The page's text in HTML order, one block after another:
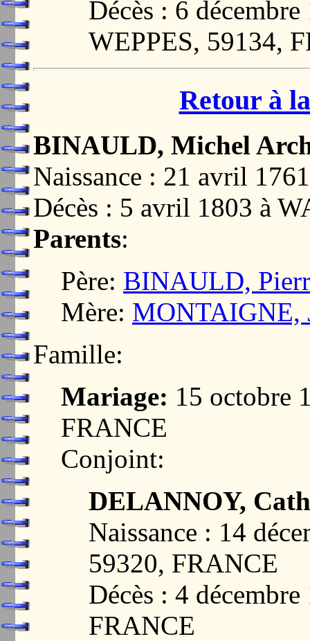
Décès : 6
WEPPES, 59134,
Retour à
BINAULD, Michel
Naissance : 21 avril
Décès : 5 avril 1803 à
Parents:
Père: BINAULD,
Mère: MONTAIGNE,
Famille:
Mariage: 15 octobre
FRANCE
Conjoint:
DELANNOY,
Naissance : 14
59320, FRANCE
Décès : 4
FRANCE